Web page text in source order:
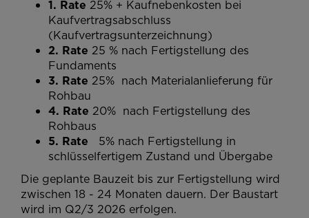
1. Rate 25% + Kaufnebenkosten bei
Kaufvertragsabschluss
(Kaufvertragsunterzeichnung)
2. Rate 25 % nach Fertigstellung des
Fundaments
3. Rate 25% nach Materialanlieferung für
Rohbau
4. Rate 20% nach Fertigstellung des
Rohbaus
5. Rate
5% nach Fertigstellung in
schlüsselfertigem Zustand und Übergabe
Die geplante Bauzeit bis zur Fertigstellung wird
zwischen 18 - 24 Monaten dauern. Der Baustart
wird im Q2/3 2026 erfolgen.